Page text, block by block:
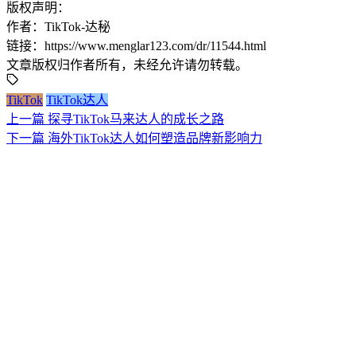
版权声明：
作者：TikTok-达秘
链接：https://www.menglar123.com/dr/11544.html
文章版权归作者所有，未经允许请勿转载。
TikTok TikTok达人
上一篇 探寻TikTok马来达人的成长之路
下一篇 海外TikTok达人如何塑造品牌新影响力